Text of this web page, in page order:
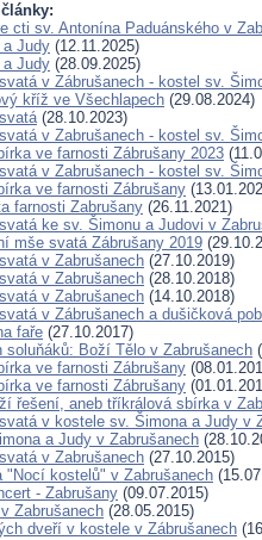
cti sv. Antonína Paduánského v
a Judy (12.11.2025)
a Judy (28.09.2025)
v Zábrušanech - kostel sv.
kříž ve Všechlapech (29.08.2024)
(28.10.2023)
v Zabrušanech - kostel sv.
ve farnosti Zábrušany 2023
v Zabrušanech - kostel sv.
ve farnosti Zábrušany
farnosti Zabrušany (26.11.2021)
ke sv. Šimonu a Judovi v
mše svatá Zábrušany 2019
v Zabrušanech (27.10.2019)
v Zabrušanech (28.10.2018)
v Zabrušanech (14.10.2018)
v Zábrušanech a dušičková
faře (27.10.2017)
soluňáků: Boží Tělo v Zabrušanech
ve farnosti Zábrušany
ve farnosti Zábrušany
řešení, aneb tříkrálová sbírka v
v kostele sv. Šimona a Judy v
a Judy v Zabrušanech
v Zabrušanech (27.10.2015)
"Nocí kostelů" v Zabrušanech
- Zabrušany (09.07.2015)
Zabrušanech (28.05.2015)
dveří v kostele v Zábrušanech